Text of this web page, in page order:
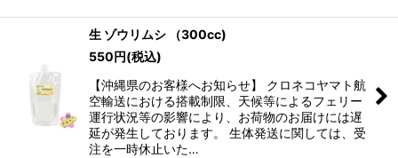
生 ゾウリムシ （300cc)
550円(税込)
【沖縄県のお客様へお知らせ】 クロネコヤマト航
空輸送における搭載制限、天候等によるフェリー
運行状況等の影響により、お荷物のお届けには遅
延が発生しております。 生体発送に関しては、受
注を一時休止いた…